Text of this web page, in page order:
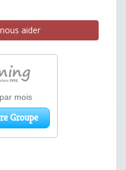
aider